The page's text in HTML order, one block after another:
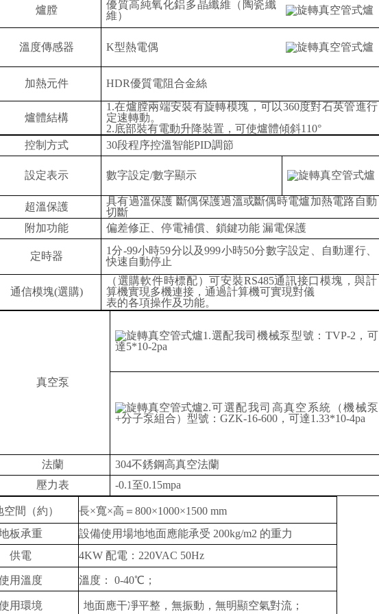
爐膛
優質高純氧化鋁多晶纖維（陶瓷纖
維）
溫度傳感器 K型熱電偶
加熱元件 HDR優質電阻合金絲
爐體結構
1.在爐膛兩端安裝有旋轉模塊，可以360度對石英管進行
定速轉動。
2.底部裝有電動升降裝置，可使爐體傾斜110°
控制方式 30段程序控溫智能PID調節
設定表示 數字設定/數字顯示
超溫保護 具有過溫保護 斷偶保護過溫或斷偶時電爐加熱電路自動
切斷
附加功能
偏差修正、停電補償、鎖鍵功能 漏電保護
定時器
1分-99小時59分以及999小時50分數字設定、自動運行、
快速自動停止
通信模塊(選購)
（選購軟件時標配）可安裝RS485通訊接口模塊，與計
算機實現多機連接，通過計算機可實現對儀
表的各項操作及功能。
真空泵
1.選配我司機械泵型號：TVP-2，可
達5*10-2pa
2.可選配我司高真空系統（機械泵
+分子泵組合）型號：GZK-16-600，可達1.33*10-4pa
法蘭
304不銹鋼高真空法蘭
壓力表
-0.1至0.15mpa
空間（約） 長×寬×高＝800×1000×1 500 mm
板承重
設備使用場地地面應能承受 200kg/m2 的重力
供電
4KW 配電： 220VAC 50Hz
用溫度 溫度： 0-40℃；
用環境 地面應干凈平整，無振動，無明顯空氣對流；